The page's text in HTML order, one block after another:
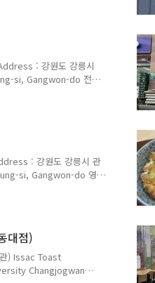
Prices :한식뷔
밖에 없는데, 샐러드,
있는 곳이었다.
: 강원도 강릉시
si, Gangwon-do 전화
: 매일 Everyday
: 오죽김밥 Ojuk
톨릭관동대 후문에 있
: 강원도 강릉시 관
si, Gangwon-do 영업
매주 일요일
Prices : 에비동 (새우튀
대점)
) Issac Toast
Changjogwan